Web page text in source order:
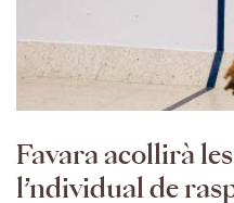
Favara acollirà
l’ndividual de